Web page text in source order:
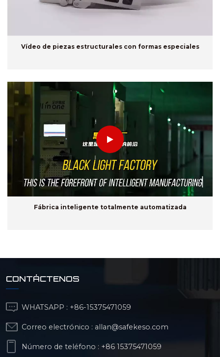
Vídeo de piezas estructurales con formas especiales
Fábrica inteligente totalmente automatizada
CONTÁCTENOS
WHATSAPP : +86-15375471059
Correo electrónico : allan@safekeso.com
Número de teléfono : +86 15375471059